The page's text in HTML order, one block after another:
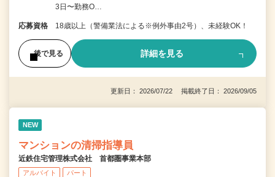
3日〜勤務O…
応募資格 18歳以上（警備業法による※例外事由2号）、未経験OK！
後で見る 詳細を見る
更新日： 2026/07/22 掲載終了日： 2026/09/05
NEW
マンションの清掃指導員
近鉄住宅管理株式会社 首都圏事業本部
アルバイト パート